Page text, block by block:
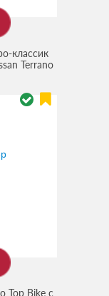
классик
Terrano
Top Bike с